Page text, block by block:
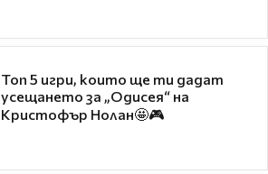
Топ 5 игри, които ще ти дадат
усещането за „Одисея“ на
Кристофър Нолан🤩🎮